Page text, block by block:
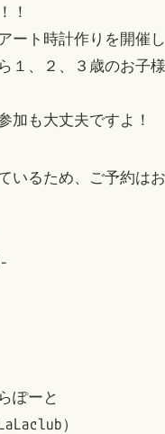
！
ート時計作りを開催
１、２、３歳のお子
加も大丈夫ですよ！
いるため、ご予約は
ぽーと
）